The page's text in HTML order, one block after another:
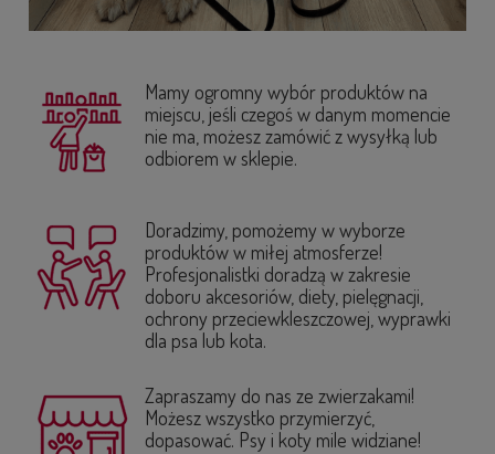
Mamy ogromny wybór produktów na
miejscu, jeśli czegoś w danym momencie
nie ma, możesz zamówić z wysyłką lub
odbiorem w sklepie.
Doradzimy, pomożemy w wyborze
produktów w miłej atmosferze!
Profesjonalistki doradzą w zakresie
doboru akcesoriów, diety, pielęgnacji,
ochrony przeciewkleszczowej, wyprawki
dla psa lub kota.
Zapraszamy do nas ze zwierzakami!
Możesz wszystko przymierzyć,
dopasować. Psy i koty mile widziane!